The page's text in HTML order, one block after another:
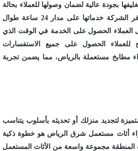
بجودة عالية لضمان وصولها للعملاء بحالة
ممتازة. علاوة على ذلك، توفر الشركة خدماتها على مدار 24 ساعة طوال
العملاء الحصول على الخدمة في الوقت الذي
للعملاء الحصول على جميع الاستفسارات
مطابخ مستعملة بالرياض، مما يضمن تجربة
لتجديد منزلك أو تحديثه بأسلوب يتناسب
أثاث مستعمل شرق الرياض هو خطوة ذكية
مجموعة واسعة من الأثاث المستعمل